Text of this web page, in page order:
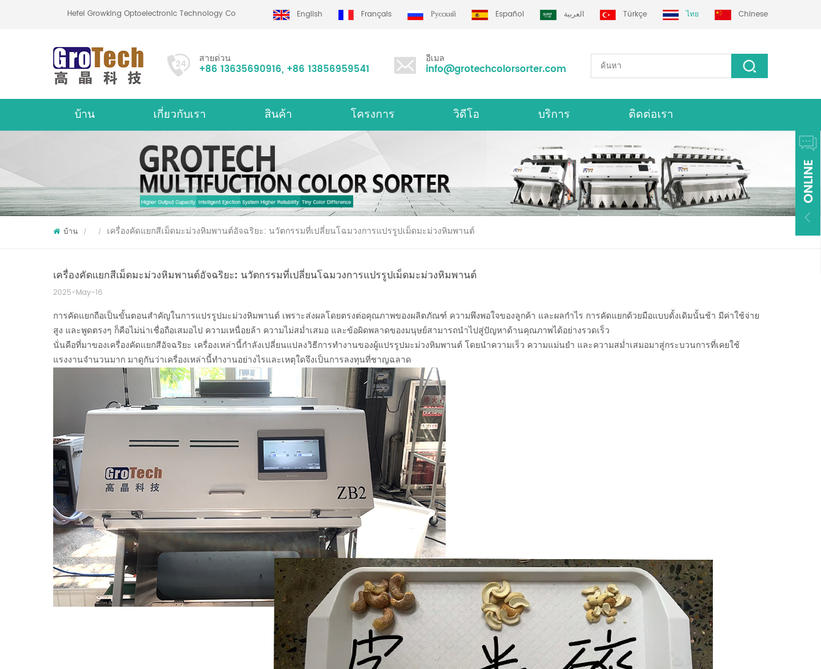
Hefei Growking Optoelectronic Technology Co.,Ltd English Français Русский Español العربية Türkçe ไทย Chinese
สายด่วน
+86 13635690916, +86 13856959541
อีเมล
info@grotechcolorsorter.com
บ้าน เกี่ยวกับเรา สินค้า โครงการ วิดีโอ บริการ ติดต่อเรา
บ้าน / / เครื่องคัดแยกสีเม็ดมะม่วงหิมพานต์อัจฉริยะ: นวัตกรรมที่เปลี่ยนโฉมวงการแปรรูปเม็ดมะม่วงหิมพานต์
เครื่องคัดแยกสีเม็ดมะม่วงหิมพานต์อัจฉริยะ: นวัตกรรมที่เปลี่ยนโฉมวงการแปรรูปเม็ดมะม่วงหิมพานต์
2025-May-16
การคัดแยกถือเป็นขั้นตอนสำคัญในการแปรรูปมะม่วงหิมพานต์ เพราะส่งผลโดยตรงต่อคุณภาพของผลิตภัณฑ์ ความพึงพอใจของลูกค้า และผลกำไร การคัดแยกด้วยมือแบบดั้งเดิมนั้นช้า มีค่าใช้จ่าย
สูง และพูดตรงๆ ก็คือไม่น่าเชื่อถือเสมอไป ความเหนื่อยล้า ความไม่สม่ำเสมอ และข้อผิดพลาดของมนุษย์สามารถนำไปสู่ปัญหาด้านคุณภาพได้อย่างรวดเร็ว
นั่นคือที่มาของเครื่องคัดแยกสีอัจฉริยะ เครื่องเหล่านี้กำลังเปลี่ยนแปลงวิธีการทำงานของผู้แปรรูปมะม่วงหิมพานต์ โดยนำความเร็ว ความแม่นยำ และความสม่ำเสมอมาสู่กระบวนการที่เคยใช้
แรงงานจำนวนมาก มาดูกันว่าเครื่องเหล่านี้ทำงานอย่างไรและเหตุใดจึงเป็นการลงทุนที่ชาญฉลาด